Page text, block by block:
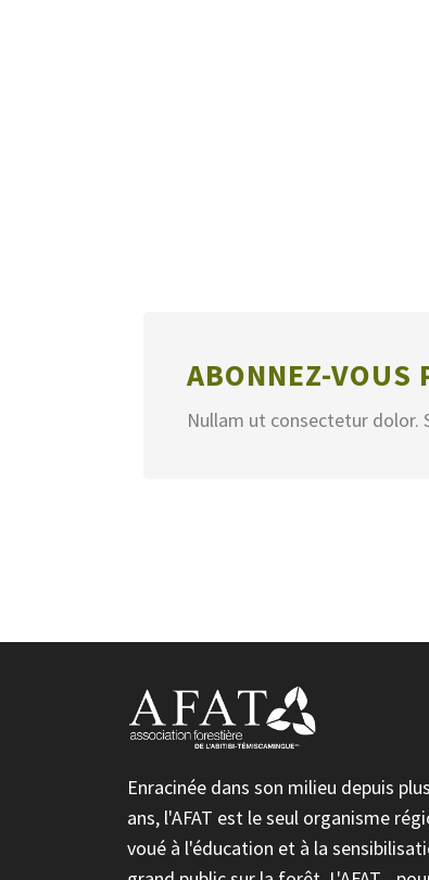
ABONNEZ-VOUS
Nullam ut consectetur dolor.
Enracinée dans son milieu depuis
ans, l'AFAT est le seul organisme
voué à l'éducation et à la